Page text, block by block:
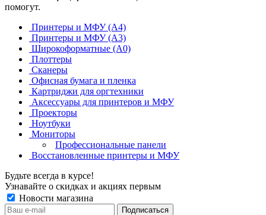
помогут.
Принтеры и МФУ (А4)
Принтеры и МФУ (А3)
Широкоформатные (А0)
Плоттеры
Сканеры
Офисная бумага и пленка
Картриджи для оргтехники
Аксессуары для принтеров и МФУ
Проекторы
Ноутбуки
Мониторы
Профессиональные панели
Восстановленные принтеры и МФУ
Будьте всегда в курсе!
Узнавайте о скидках и акциях первым
Новости магазина